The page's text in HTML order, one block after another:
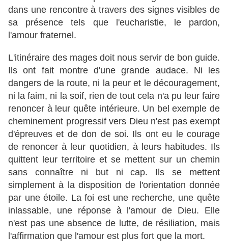
dans une rencontre à travers des signes visibles de
sa présence tels que l'eucharistie, le pardon,
l'amour fraternel.
L'itinéraire des mages doit nous servir de bon guide.
Ils ont fait montre d'une grande audace. Ni les
dangers de la route, ni la peur et le découragement,
ni la faim, ni la soif, rien de tout cela n'a pu leur faire
renoncer à leur quête intérieure. Un bel exemple de
cheminement progressif vers Dieu n'est pas exempt
d'épreuves et de don de soi. Ils ont eu le courage
de renoncer à leur quotidien, à leurs habitudes. Ils
quittent leur territoire et se mettent sur un chemin
sans connaître ni but ni cap. Ils se mettent
simplement à la disposition de l'orientation donnée
par une étoile. La foi est une recherche, une quête
inlassable, une réponse à l'amour de Dieu. Elle
n'est pas une absence de lutte, de résiliation, mais
l'affirmation que l'amour est plus fort que la mort.